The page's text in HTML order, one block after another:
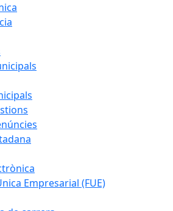
Empresarial (FUE)